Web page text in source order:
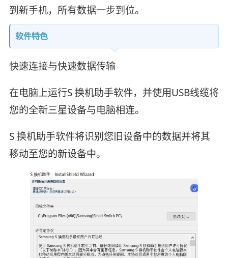
到新手机，所有数据一步到位。
软件特色
快速连接与快速数据传输
在电脑上运行S 换机助手软件，并使用USB线缆将
您的全新三星设备与电脑相连。
S 换机助手软件将识别您旧设备中的数据并将其
移动至您的新设备中。